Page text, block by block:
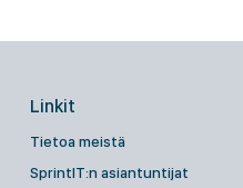
Linkit
Tietoa meistä
SprintIT:n asiantuntijat